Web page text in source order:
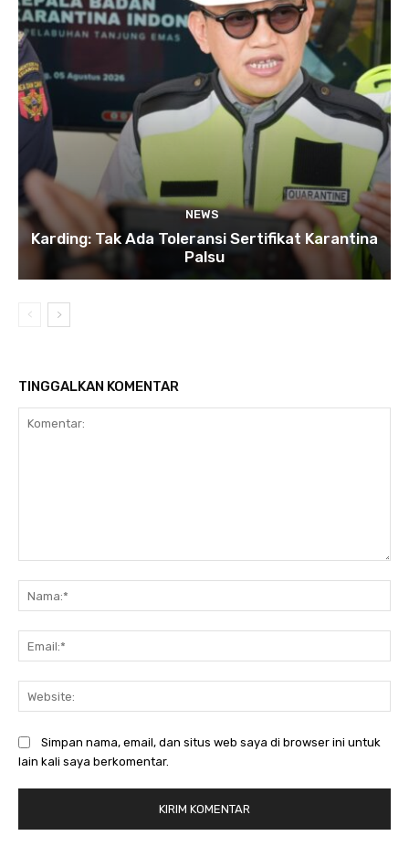
NEWS
Karding: Tak Ada Toleransi Sertifikat Karantina
Palsu
TINGGALKAN KOMENTAR
Simpan nama, email, dan situs web saya di browser ini untuk
lain kali saya berkomentar.